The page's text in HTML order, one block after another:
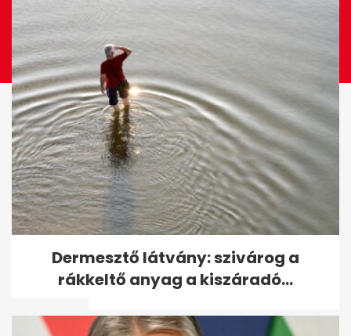
Tömegesen veszítik el a taj-
számukat a magyarok, sokak
ellen...
Dermesztő látvány: szivárog a
rákkeltő anyag a kiszáradó...